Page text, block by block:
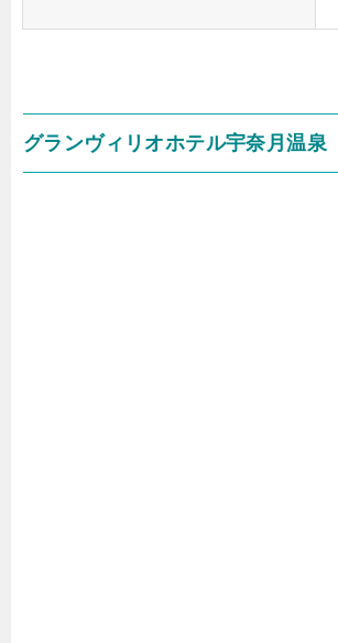
グランヴィリオホテル宇奈月温泉